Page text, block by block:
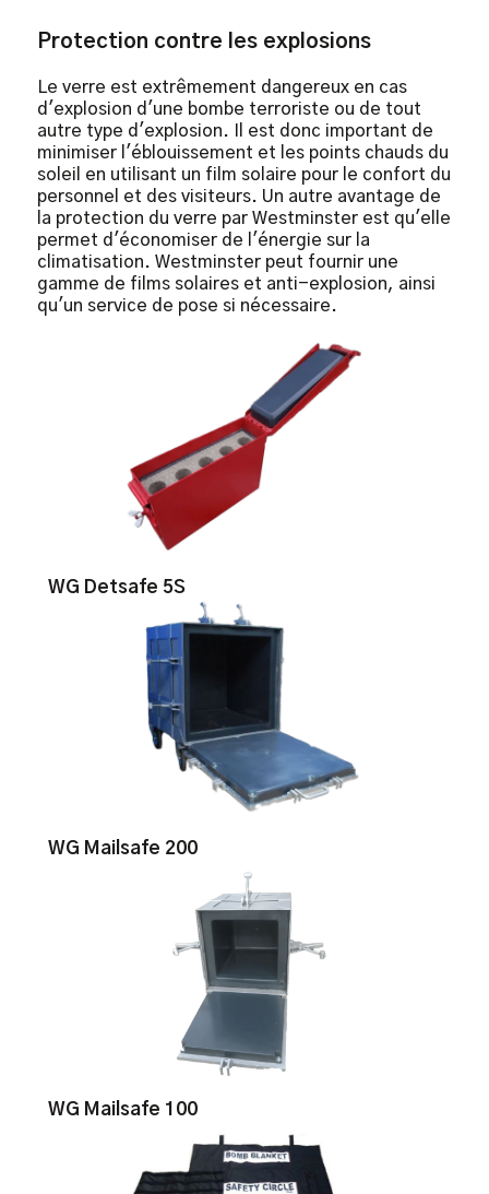
Protection contre les explosions
Le verre est extrêmement dangereux en cas
d'explosion d'une bombe terroriste ou de tout
autre type d'explosion. Il est donc important de
minimiser l'éblouissement et les points chauds du
soleil en utilisant un film solaire pour le confort du
personnel et des visiteurs. Un autre avantage de
la protection du verre par Westminster est qu'elle
permet d'économiser de l'énergie sur la
climatisation. Westminster peut fournir une
gamme de films solaires et anti-explosion, ainsi
qu'un service de pose si nécessaire.
WG Detsafe 5S
WG Mailsafe 200
WG Mailsafe 100